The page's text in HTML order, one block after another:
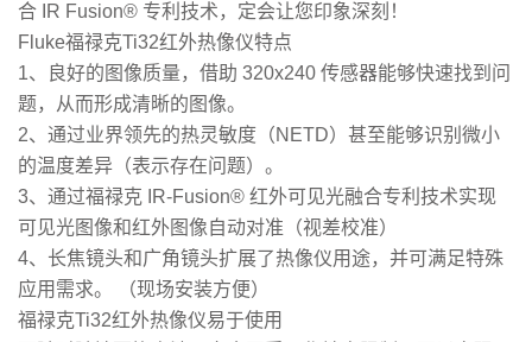
合 IR Fusion® 专利技术，定会让您印象深刻！
Fluke福禄克Ti32红外热像仪特点
1、良好的图像质量，借助 320x240 传感器能够快速找到问
题，从而形成清晰的图像。
2、通过业界领先的热灵敏度（NETD）甚至能够识别微小
的温度差异（表示存在问题）。
3、通过福禄克 IR-Fusion® 红外可见光融合专利技术实现
可见光图像和红外图像自动对准（视差校准）
4、长焦镜头和广角镜头扩展了热像仪用途，并可满足特殊
应用需求。 （现场安装方便）
福禄克Ti32红外热像仪易于使用